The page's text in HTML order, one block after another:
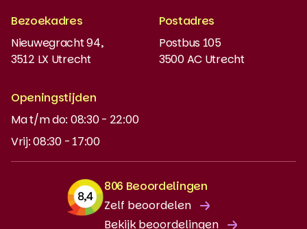
Instaptoets
MyBabel
NT2
DUO-lening
Bezoekadres
Nieuwegracht 94,
3512 LX Utrecht
Postadres
Postbus 105
3500 AC Utrecht
Openingstijden
Ma t/m do: 08:30 - 22:00
Vrij: 08:30 - 17:00
806 Beoordelingen
Zelf beoordelen
Bekijk beoordelingen